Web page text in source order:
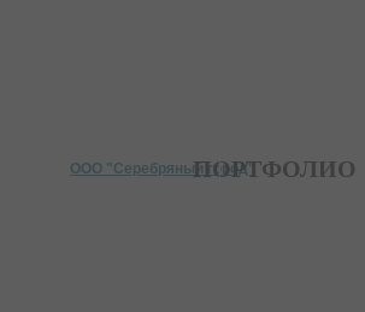
ООО "Серебряный город"ПОРТФОЛИО